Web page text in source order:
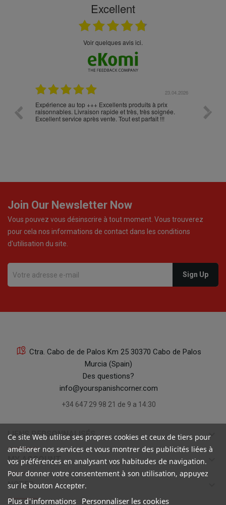
Excellent
Voir quelques avis ici.
23.04.2026
Expérience au top +++ Excellents produits à prix
raisonnables. Livraison rapide et très, très soignée.
Excellent service après vente. Tout est parfait !!!
Join Our Newsletter Now
Vous pouvez vous désinscrire à tout moment. Vous trouverez
pour cela nos informations de contact dans les conditions
d'utilisation du site.
Ctra. Cabo de de Palos Km 25 30370 Cabo de Palos
Murcia (Spain)
Des questions?
info@yourspanishcorner.com
+34 647 29 98 21 de 9 a 14:30
LIENS PERSONNALISÉS keyboard_arrow_down
MY ACCOUNT keyboard_arrow_down
NOTES
Ce site Web utilise ses propres cookies et ceux de tiers pour
améliorer nos services et vous montrer des publicités liées à
vos préférences en analysant vos habitudes de navigation.
Pour donner votre consentement à son utilisation, appuyez
sur le bouton Accepter.
Plus d'informations Personnaliser les cookies